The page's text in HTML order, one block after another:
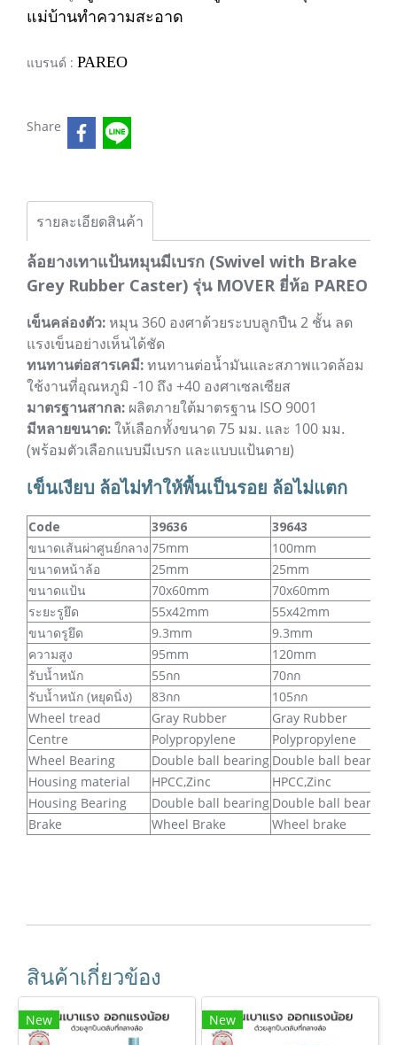
แม่บ้านทำความสะอาด
แบรนด์ : PAREO
Share
รายละเอียดสินค้า
ล้อยางเทาแป้นหมุนมีเบรก (Swivel with Brake
Grey Rubber Caster) รุ่น MOVER ยี่ห้อ PAREO
เข็นคล่องตัว: หมุน 360 องศาด้วยระบบลูกปืน 2 ชั้น ลด
แรงเข็นอย่างเห็นได้ชัด
ทนทานต่อสารเคมี:ทนทานต่อน้ำมันและสภาพแวดล้อม
ใช้งานที่อุณหภูมิ -10 ถึง +40 องศาเซลเซียส
มาตรฐานสากล: ผลิตภายใต้มาตรฐาน ISO 9001
มีหลายขนาด:ให้เลือกทั้งขนาด 75 มม. และ 100 มม.
(พร้อมตัวเลือกแบบมีเบรก และแบบแป้นตาย)
เข็นเงียบ ล้อไม่ทำให้พื้นเป็นรอย ล้อไม่แตก
Code 39636
39643
ขนาดเส้นผ่าศูนย์กลาง 75mm
100mm
ขนาดหน้าล้อ
25mm
25mm
ขนาดแป้น
70x60mm
70x60mm
ระยะรูยึด
55x42mm
55x42mm
ขนาดรูยึด
9.3mm
9.3mm
ความสูง
95mm
120mm
รับน้ำหนัก
55กก
70กก
รับน้ำหนัก (หยุดนิ่ง)
83กก
105กก
Wheel tread
Gray Rubber
Gray Rubber
Centre
Polypropylene
Polypropylene
Wheel Bearing
Double ball bearing Double ball bearing
Housing material
HPCC,Zinc
HPCC,Zinc
Housing Bearing
Double ball bearing Double ball bearing
Brake
Wheel Brake Wheel brake
สินค้าเกี่ยวข้อง
New New